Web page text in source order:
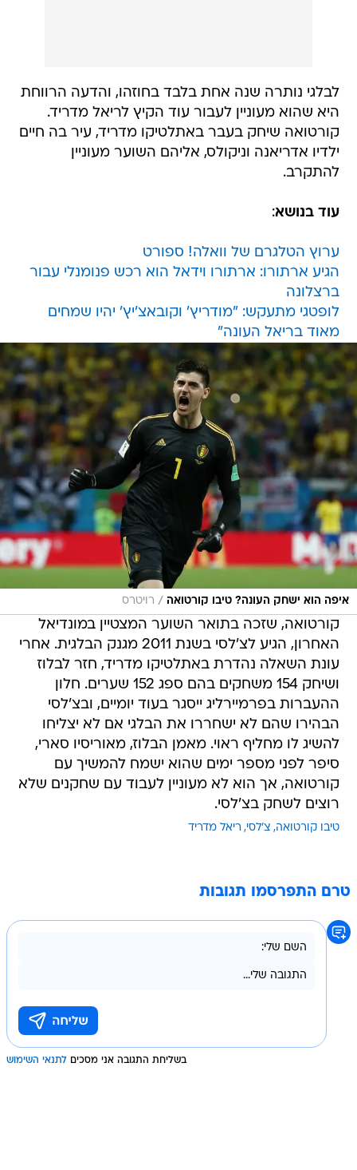
לבלגי נותרה שנה אחת בלבד בחוזהו, והדעה הרווחת
היא שהוא מעוניין לעבור עוד הקיץ לריאל מדריד.
קורטואה שיחק בעבר באתלטיקו מדריד, עיר בה חיים
ילדיו אדריאנה וניקולס, אליהם השוער מעוניין
להתקרב.
עוד בנושא:
ערוץ הטלגרם של וואלה! ספורט
הגיע ארתורו: ארתורו וידאל הוא רכש פנומנלי עבור
ברצלונה
לופטגי מתעקש: "מודריץ' וקובאצ'יץ' יהיו שמחים
מאוד בריאל העונה"
איפה הוא ישחק העונה? טיבו קורטואה / רויטרס
קורטואה, שזכה בתואר השוער המצטיין במונדיאל
האחרון, הגיע לצ'לסי בשנת 2011 מגנק הבלגית. אחרי
עונת השאלה נהדרת באתלטיקו מדריד, חזר לבלוז
ושיחק 154 משחקים בהם ספג 152 שערים. חלון
ההעברות בפרמיירליג ייסגר בעוד יומיים, ובצ'לסי
הבהירו שהם לא ישחררו את הבלגי אם לא יצליחו
להשיג לו מחליף ראוי. מאמן הבלוז, מאוריסיו סארי,
סיפר לפני מספר ימים שהוא ישמח להמשיך עם
קורטואה, אך הוא לא מעוניין לעבוד עם שחקנים שלא
רוצים לשחק בצ'לסי.
טיבו קורטואה צ'לסי ריאל מדריד
טרם התפרסמו תגובות
בשליחת התגובה אני מסכים לתנאי השימוש